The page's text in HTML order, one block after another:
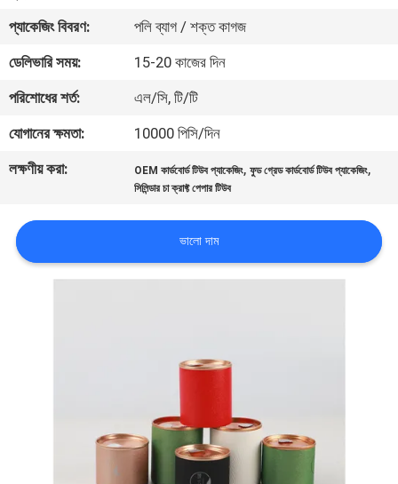
নিয়ন্ত্রণ
যোগাযোগ
করুন
খবর
কেস
প্যাকেজিং বিবরণ:
পলি ব্যাগ / শক্ত কাগজ
ডেলিভারি সময়:
15-20 কাজের দিন
পরিশোধের শর্ত:
এল/সি, টি/টি
যোগানের ক্ষমতা:
10000 পিসি/দিন
লক্ষণীয় করা:
OEM কার্ডবোর্ড টিউব প্যাকেজিং,ফুড গ্রেড কার্ডবোর্ড টিউব প্যাকেজিং,
সিলিন্ডার চা ক্রাফ্ট পেপার টিউব
ভালো দাম